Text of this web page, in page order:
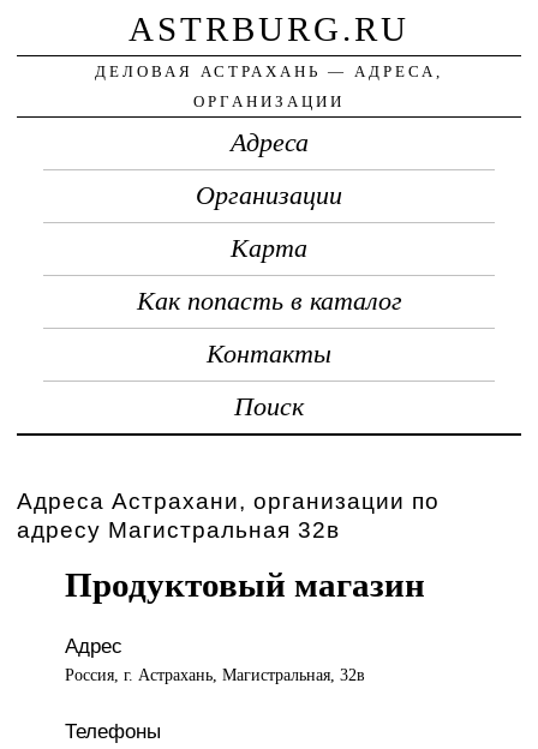
ASTRBURG.RU
ДЕЛОВАЯ АСТРАХАНЬ — АДРЕСА,
ОРГАНИЗАЦИИ
Адреса
Организации
Карта
Как попасть в каталог
Контакты
Поиск
Адреса Астрахани, организации по
адресу Магистральная 32в
Продуктовый магазин
Адрес
Россия, г. Астрахань, Магистральная, 32в
Телефоны